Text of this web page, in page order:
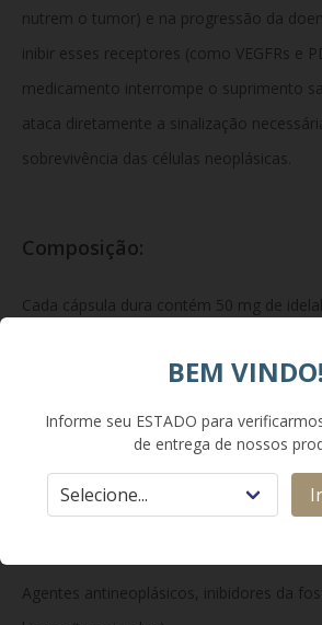
nutrem o tumor) e na progressão da
inibir esses receptores (como VEGFRs e
medicamento interrompe o suprimento
ataca diretamente a sinalização
sobrevivência das células neoplásicas.
Composição:
Cada cápsula dura contém 50 mg de
estearato de magnésio e dióxido de silício
Componentes do invólucro da cápsula:
titânio e óxido de ferro.
Agentes antineoplásicos, inibidores da
BEM VINDO!
Informe seu ESTADO para
de entrega de nossos